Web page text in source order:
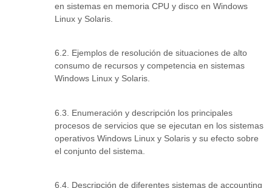
en sistemas en memoria CPU y disco en Windows
Linux y Solaris.
6.2. Ejemplos de resolución de situaciones de alto
consumo de recursos y competencia en sistemas
Windows Linux y Solaris.
6.3. Enumeración y descripción los principales
procesos de servicios que se ejecutan en los sistemas
operativos Windows Linux y Solaris y su efecto sobre
el conjunto del sistema.
6.4. Descripción de diferentes sistemas de accounting